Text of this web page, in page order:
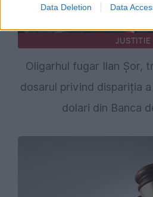
Data Deletion Data
JUSTITIE
Oligarhul fugar Ilan Șor,
dosarul privind dispariția
dolari din Banca